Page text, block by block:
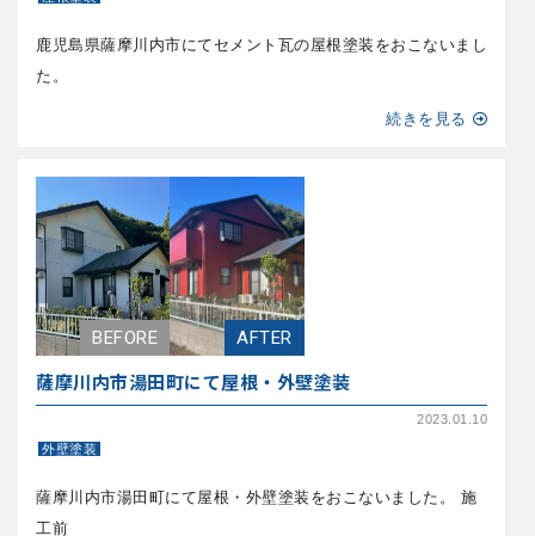
鹿児島県薩摩川内市にてセメント瓦の屋根塗装をおこないまし
た。
続きを見る
薩摩川内市湯田町にて屋根・外壁塗装
2023.01.10
外壁塗装
薩摩川内市湯田町にて屋根・外壁塗装をおこないました。 施
工前